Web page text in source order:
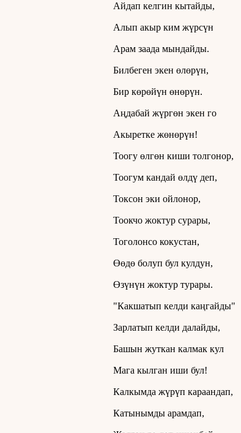
Айдап келгин кытайды,
Алып акыр ким жүрсүн
Арам заада мындайды.
Билбеген экен өлөрүн,
Бир көрөйүн өнөрүн.
Аңдабай жүргөн экен го
Акыретке жөнөрүн!
Тоогу өлгөн киши толгонор,
Тоогум кандай өлдү деп,
Токсон эки ойлонор,
Тоокчо жоктур сурары,
Тоголонсо кокустан,
Өөдө болуп бул кулдун,
Өзүнүн жоктур турары.
"Какшатып келди каңгайды"
Зарлатып келди далайды,
Башын жуткан калмак кул
Мага кылган иши бул!
Калкымда жүрүп караандап,
Катынымды арамдап,